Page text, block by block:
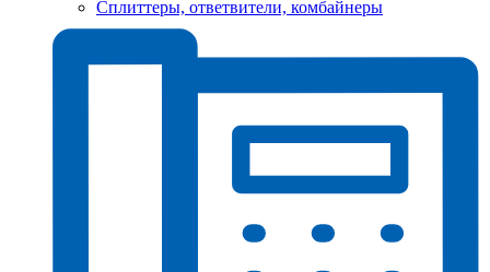
Сплиттеры, ответвители, комбайнеры